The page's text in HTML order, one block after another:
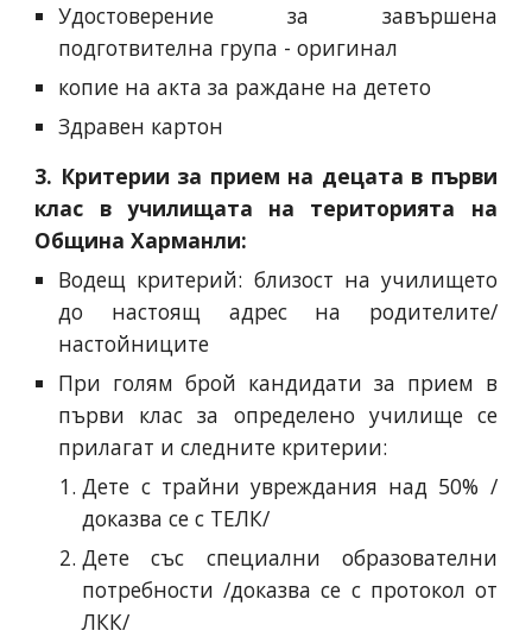
Удостоверение за завършена
подготвителна група - оригинал
копие на акта за раждане на детето
Здравен картон
3. Критерии за прием на децата в първи
клас в училищата на територията на
Община Харманли:
Водещ критерий: близост на училището
до настоящ адрес на родителите/
настойниците
При голям брой кандидати за прием в
първи клас за определено училище се
прилагат и следните критерии:
Дете с трайни увреждания над 50% /
доказва се с ТЕЛК/
Дете със специални образователни
потребности /доказва се с протокол от
ЛКК/